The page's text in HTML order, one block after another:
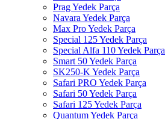
Prag Yedek Parça
Navara Yedek Parça
Max Pro Yedek Parça
Special 125 Yedek Parça
Special Alfa 110 Yedek Parça
Smart 50 Yedek Parça
SK250-K Yedek Parça
Safari PRO Yedek Parça
Safari 50 Yedek Parça
Safari 125 Yedek Parça
Quantum Yedek Parça